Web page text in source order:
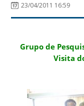
23/04/2011 16:59
Grupo de
Visita